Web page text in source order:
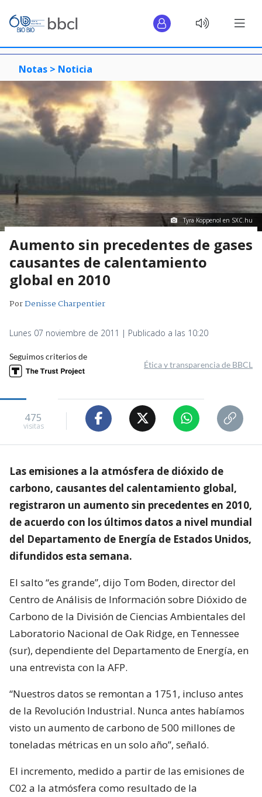
Notas > Noticia
Tyra Koppenol en SXC.hu
Aumento sin precedentes de gases
causantes de calentamiento
global en 2010
PorDenisse Charpentier
Lunes 07 noviembre de 2011 | Publicado a las 10:20
Seguimos criterios de
Ética y transparencia de BBCL
475
visitas
Las emisiones a la atmósfera de dióxido de
carbono, causantes del calentamiento global,
registraron un aumento sin precedentes en 2010,
de acuerdo con los últimos datos a nivel mundial
del Departamento de Energía de Estados Unidos,
difundidos esta semana.
El salto “es grande”, dijo Tom Boden, director del
Centro de Análisis de Información sobre Dióxido de
Carbono de la División de Ciencias Ambientales del
Laboratorio Nacional de Oak Ridge, en Tennessee
(sur), dependiente del Departamento de Energía, en
una entrevista con la AFP.
“Nuestros datos se remontan a 1751, incluso antes
de la Revolución Industrial. Nunca antes habíamos
visto un aumento de carbono de 500 millones de
toneladas métricas en un solo año”, señaló.
El incremento, medido a partir de las emisiones de
C02 a la atmósfera como resultado de la